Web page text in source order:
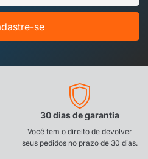
se
30 dias de garantia
Você tem o direito de devolver
seus pedidos no prazo de 30 dias.